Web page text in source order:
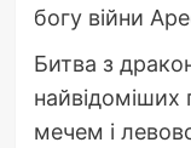
богу війни
Битва з
мечем і